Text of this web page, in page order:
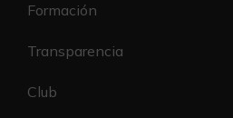
Formación
Transparencia
Club